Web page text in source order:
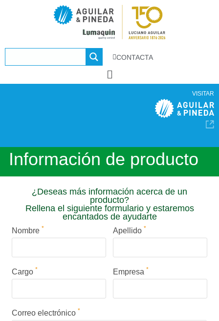
CONTACTA
VISITAR
Información de producto
¿Deseas más información acerca de un
producto?
Rellena el siguiente formulario y estaremos
encantados de ayudarte
Nombre * Apellido *
Cargo * Empresa *
Correo electrónico *